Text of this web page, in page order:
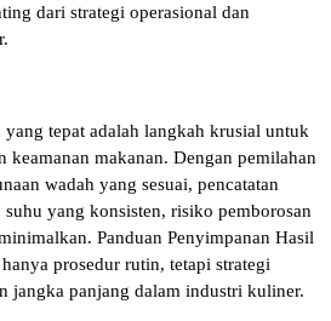
dari strategi operasional dan
tepat adalah langkah krusial untuk
keamanan makanan. Dengan pemilahan
wadah yang sesuai, pencatatan
suhu yang konsisten, risiko pemborosan
Panduan Penyimpanan Hasil
prosedur rutin, tetapi strategi
jangka panjang dalam industri kuliner.